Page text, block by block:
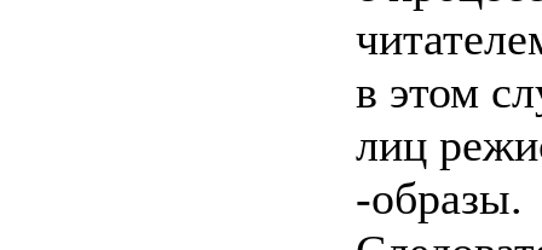
в этом
лиц
-образы.